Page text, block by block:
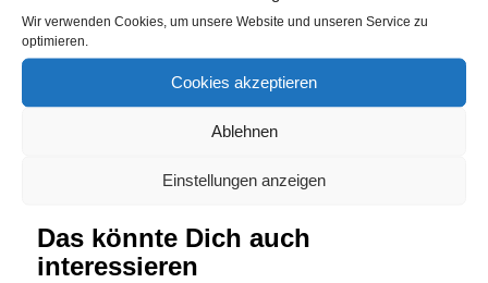
Wir verwenden Cookies, um unsere Website und unseren Service zu
optimieren.
Cookies akzeptieren
Ablehnen
Einstellungen anzeigen
Eintrag teilen
Das könnte Dich auch
interessieren